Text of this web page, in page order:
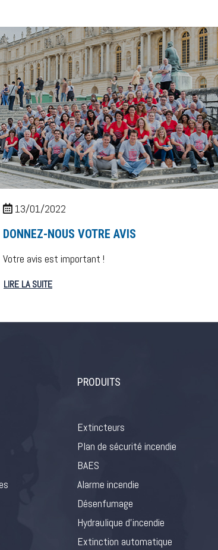
13/01/2022
DONNEZ-NOUS VOTRE AVIS
Votre avis est important !
LIRE LA SUITE
PRODUITS
Extincteurs
Plan de sécurité incendie
BAES
Alarme incendie
Désenfumage
Hydraulique d’incendie
Extinction automatique